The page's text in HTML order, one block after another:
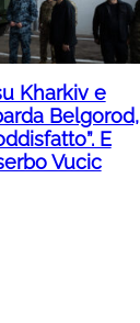
Kharkiv e
Belgorod,
E
Vucic